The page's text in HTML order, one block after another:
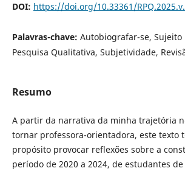
DOI: https://doi.org/10.33361/
Palavras-chave: Autobiografar-se, Sujeito
Pesquisa Qualitativa, Subjetividade,
Resumo
A partir da narrativa da minha trajetória
tornar professora-orientadora, este texto
propósito provocar reflexões sobre a
período de 2020 a 2024, de estudantes